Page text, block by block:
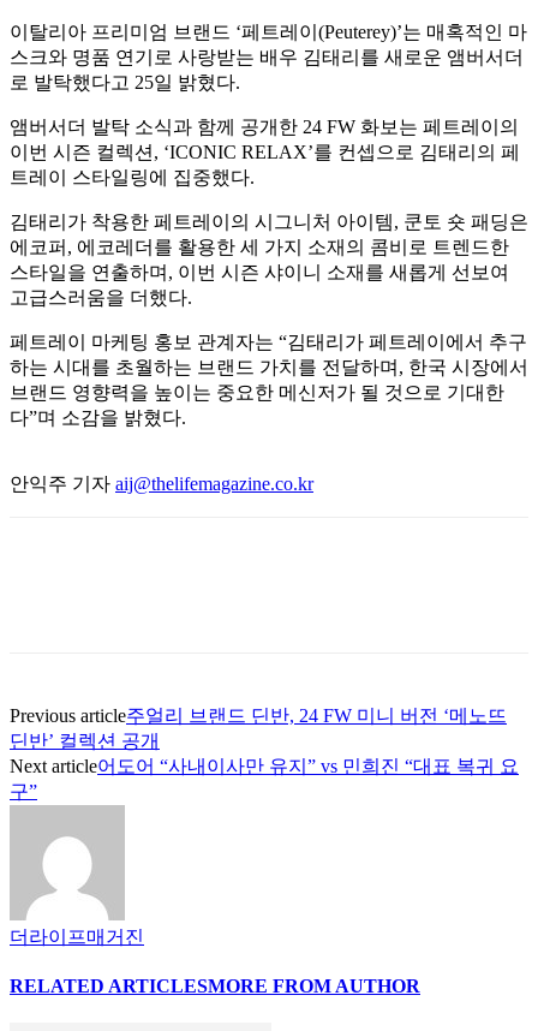
이탈리아 프리미엄 브랜드 ‘페트레이 (Peuterey)’는 매혹적인 마
스크와 명품 연기로 사랑받는 배우 김태리를 새로운 앰버서더
로 발탁했다고 25일 밝혔다.
앰버서더 발탁 소식과 함께 공개한 24 FW 화보는 페트레이의
이번 시즌 컬렉션, ‘ICONIC RELAX’를 컨셉으로 김태리의 페
트레이 스타일링에 집중했다.
김태리가 착용한 페트레이의 시그니처 아이템, 쿤토 숏 패딩은
에코퍼, 에코레더를 활용한 세 가지 소재의 콤비로 트렌드한
스타일을 연출하며, 이번 시즌 샤이니 소재를 새롭게 선보여
고급스러움을 더했다.
페트레이 마케팅 홍보 관계자는 “김태리가 페트레이에서 추구
하는 시대를 초월하는 브랜드 가치를 전달하며 , 한국 시장에서
브랜드 영향력을 높이는 중요한 메신저가 될 것으로 기대한
다”며 소감을 밝혔다.
안익주 기자 aij@thelifemagazine.co.kr
Previous article주얼리 브랜드 딘반, 24 FW 미니 버전 ‘메노뜨
딘반’ 컬렉션 공개
Next article어도어 “사내이사만 유지” vs 민희진 “대표 복귀 요
구”
더라이프매거진
RELATED ARTICLESMORE FROM AUTHOR